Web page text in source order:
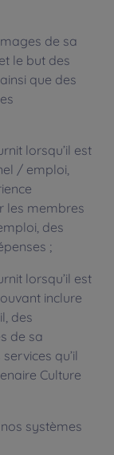
de sa
le but des
que des
lorsqu’il est
/ emploi,
les membres
des
;
lorsqu’il est
inclure
des
de sa
qu’il
Culture
systèmes